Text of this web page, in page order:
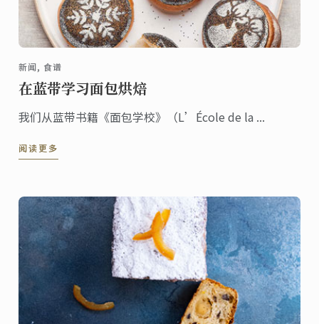
新闻, 食谱
在蓝带学习面包烘焙
我们从蓝带书籍《面包学校》（L’École de la ...
阅读更多